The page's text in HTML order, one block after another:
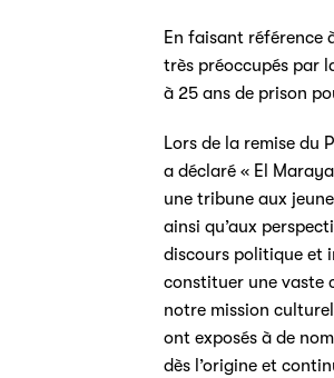
En faisant référence
très préoccupés par
à 25 ans de prison
Lors de la remise du
a déclaré « El
une tribune aux
ainsi qu’aux
discours politique et
constituer une vaste
notre mission
ont exposés à de
dès l’origine et